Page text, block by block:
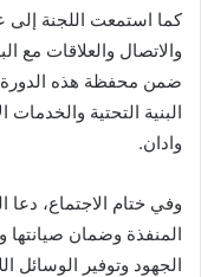
كما استمعت اللجنة
والاتصال والعلاقات مع
ضمن محفظة هذه
البنية التحتية والخدمات
وادان.
وفي ختام الاجتماع، دعا
المنفذة وضمان صيانتها
الجهود وتوفير الوسائل